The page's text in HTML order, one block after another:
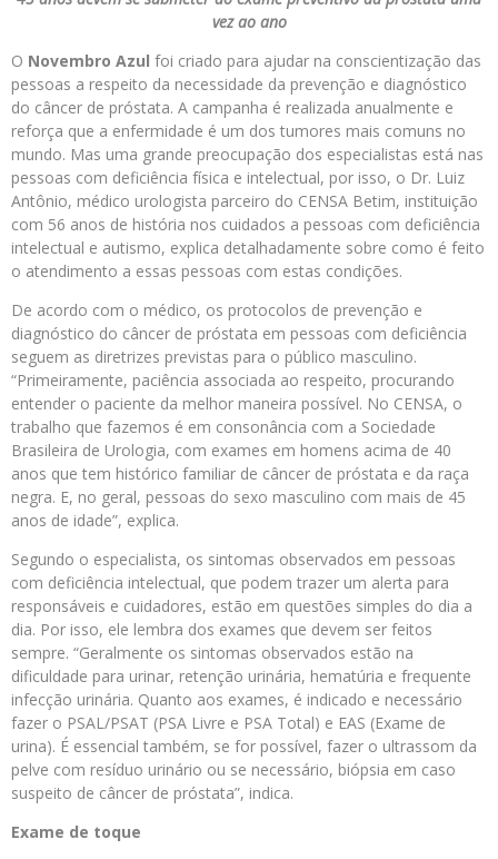
vez ao ano
O Novembro Azul foi criado para ajudar na conscientização das
pessoas a respeito da necessidade da prevenção e diagnóstico
do câncer de próstata. A campanha é realizada anualmente e
reforça que a enfermidade é um dos tumores mais comuns no
mundo. Mas uma grande preocupação dos especialistas está nas
pessoas com deficiência física e intelectual, por isso, o Dr. Luiz
Antônio, médico urologista parceiro do CENSA Betim, instituição
com 56 anos de história nos cuidados a pessoas com deficiência
intelectual e autismo, explica detalhadamente sobre como é feito
o atendimento a essas pessoas com estas condições.
De acordo com o médico, os protocolos de prevenção e
diagnóstico do câncer de próstata em pessoas com deficiência
seguem as diretrizes previstas para o público masculino.
“Primeiramente, paciência associada ao respeito, procurando
entender o paciente da melhor maneira possível. No CENSA, o
trabalho que fazemos é em consonância com a Sociedade
Brasileira de Urologia, com exames em homens acima de 40
anos que tem histórico familiar de câncer de próstata e da raça
negra. E, no geral, pessoas do sexo masculino com mais de 45
anos de idade”, explica.
Segundo o especialista, os sintomas observados em pessoas
com deficiência intelectual, que podem trazer um alerta para
responsáveis e cuidadores, estão em questões simples do dia a
dia. Por isso, ele lembra dos exames que devem ser feitos
sempre. “Geralmente os sintomas observados estão na
dificuldade para urinar, retenção urinária, hematúria e frequente
infecção urinária. Quanto aos exames, é indicado e necessário
fazer o PSAL/PSAT (PSA Livre e PSA Total) e EAS (Exame de
urina). É essencial também, se for possível, fazer o ultrassom da
pelve com resíduo urinário ou se necessário, biópsia em caso
suspeito de câncer de próstata”, indica.
Exame de toque